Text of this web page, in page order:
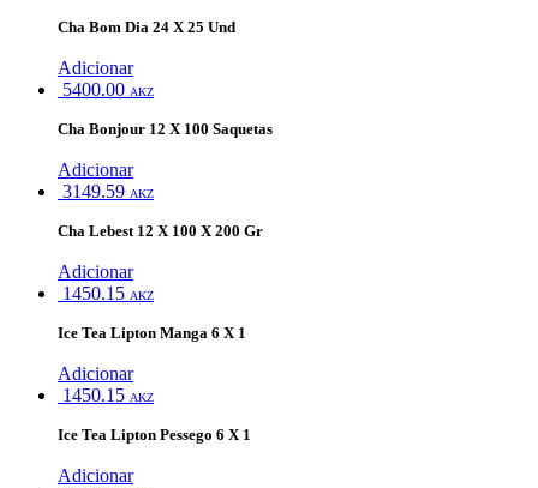
Cha Bom Dia 24 X 25 Und
Adicionar
5400.00 AKZ
Cha Bonjour 12 X 100 Saquetas
Adicionar
3149.59 AKZ
Cha Lebest 12 X 100 X 200 Gr
Adicionar
1450.15 AKZ
Ice Tea Lipton Manga 6 X 1
Adicionar
1450.15 AKZ
Ice Tea Lipton Pessego 6 X 1
Adicionar